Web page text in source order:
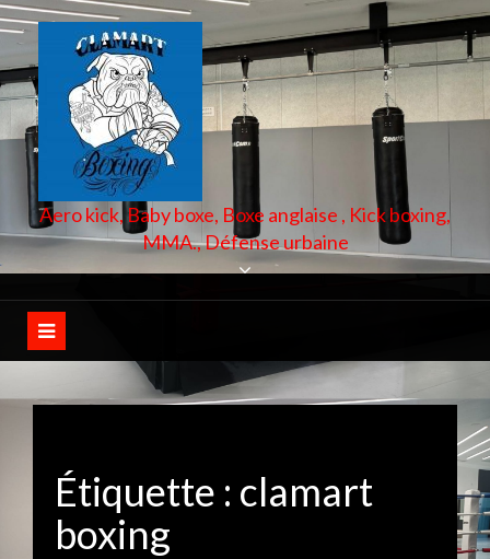
Skip
to
content
Aero kick, Baby boxe, Boxe anglaise , Kick boxing,
MMA., Défense urbaine
Étiquette : clamart
boxing